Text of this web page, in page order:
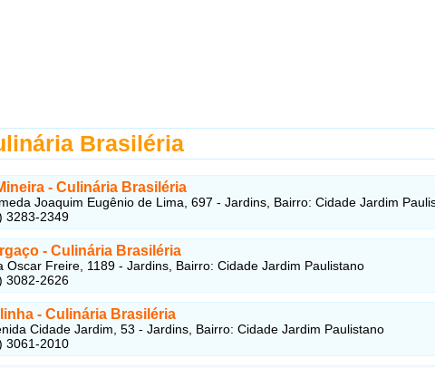
Brasiléria
- Culinária Brasiléria
Joaquim Eugênio de Lima, 697 - Jardins, Bairro: Cidade Jardim
3283-2349
- Culinária Brasiléria
Oscar Freire, 1189 - Jardins, Bairro: Cidade Jardim Paulistano
3082-2626
- Culinária Brasiléria
Cidade Jardim, 53 - Jardins, Bairro: Cidade Jardim Paulistano
3061-2010